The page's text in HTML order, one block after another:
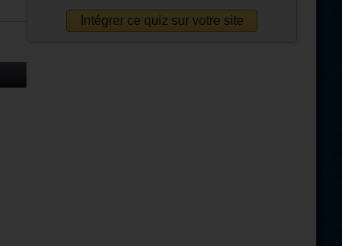
Intégrer ce quiz sur votre site